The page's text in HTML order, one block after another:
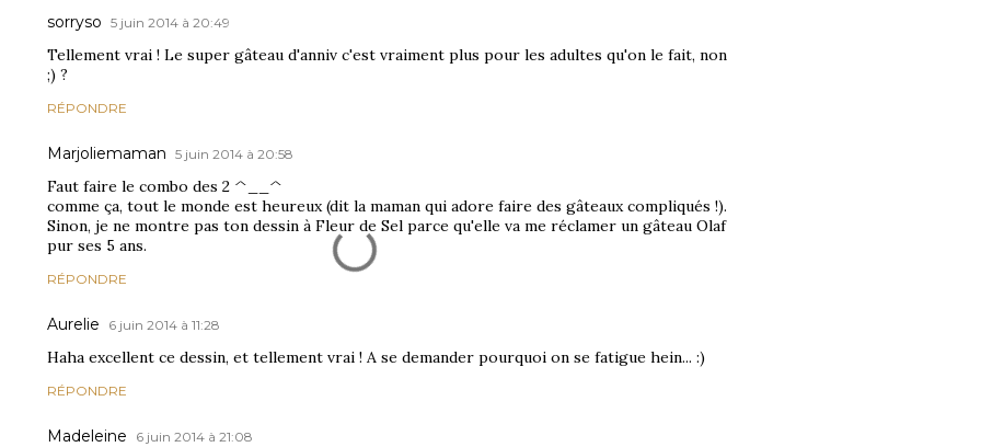
sorryso 5 juin 2014 à 20:49
Tellement vrai ! Le super gâteau d'anniv c'est vraiment plus pour les adultes qu'on le fait, non
;) ?
RÉPONDRE
Marjoliemaman 5 juin 2014 à 20:58
Faut faire le combo des 2 ^__^
comme ça, tout le monde est heureux (dit la maman qui adore faire des gâteaux compliqués !).
Sinon, je ne montre pas ton dessin à Fleur de Sel parce qu'elle va me réclamer un gâteau Olaf
pur ses 5 ans.
RÉPONDRE
Aurelie 6 juin 2014 à 11:28
Haha excellent ce dessin, et tellement vrai ! A se demander pourquoi on se fatigue hein... :)
RÉPONDRE
Madeleine 6 juin 2014 à 21:08